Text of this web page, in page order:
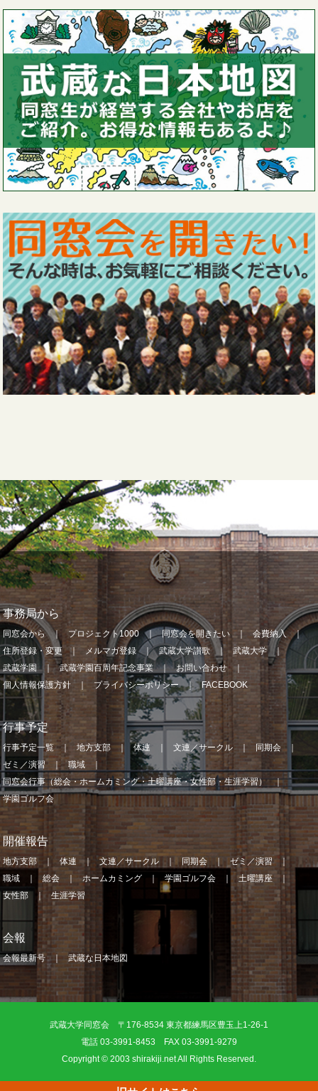
事務局から
同窓会から プロジェクト1000 同窓会を開きたい
会費納入
住所登録・変更
メルマガ登録 武蔵大学讃歌
武蔵大学
武蔵学園
武蔵学園百周年記念事業
お問い合わせ
個人情報保護方針
プライバシーポリシー FACEBOOK
行事予定
行事予定一覧 地方支部 体連 文連／サークル
同期会
ゼミ／演習
職域
同窓会行事（総会・ホームカミング・土曜講座・女性部・生涯学習）
学園ゴルフ会
開催報告
地方支部 体連 文連／サークル 同期会
ゼミ／演習
職域
総会 ホームカミング 学園ゴルフ会
土曜講座
女性部
生涯学習
会報
会報最新号 武蔵な日本地図
武蔵大学同窓会 〒176-8534 東京都練馬区豊玉上1-26-1
電話 03-3991-8453 FAX 03-3991-9279
Copyright © 2003 shirakiji.net All Rights Reserved.